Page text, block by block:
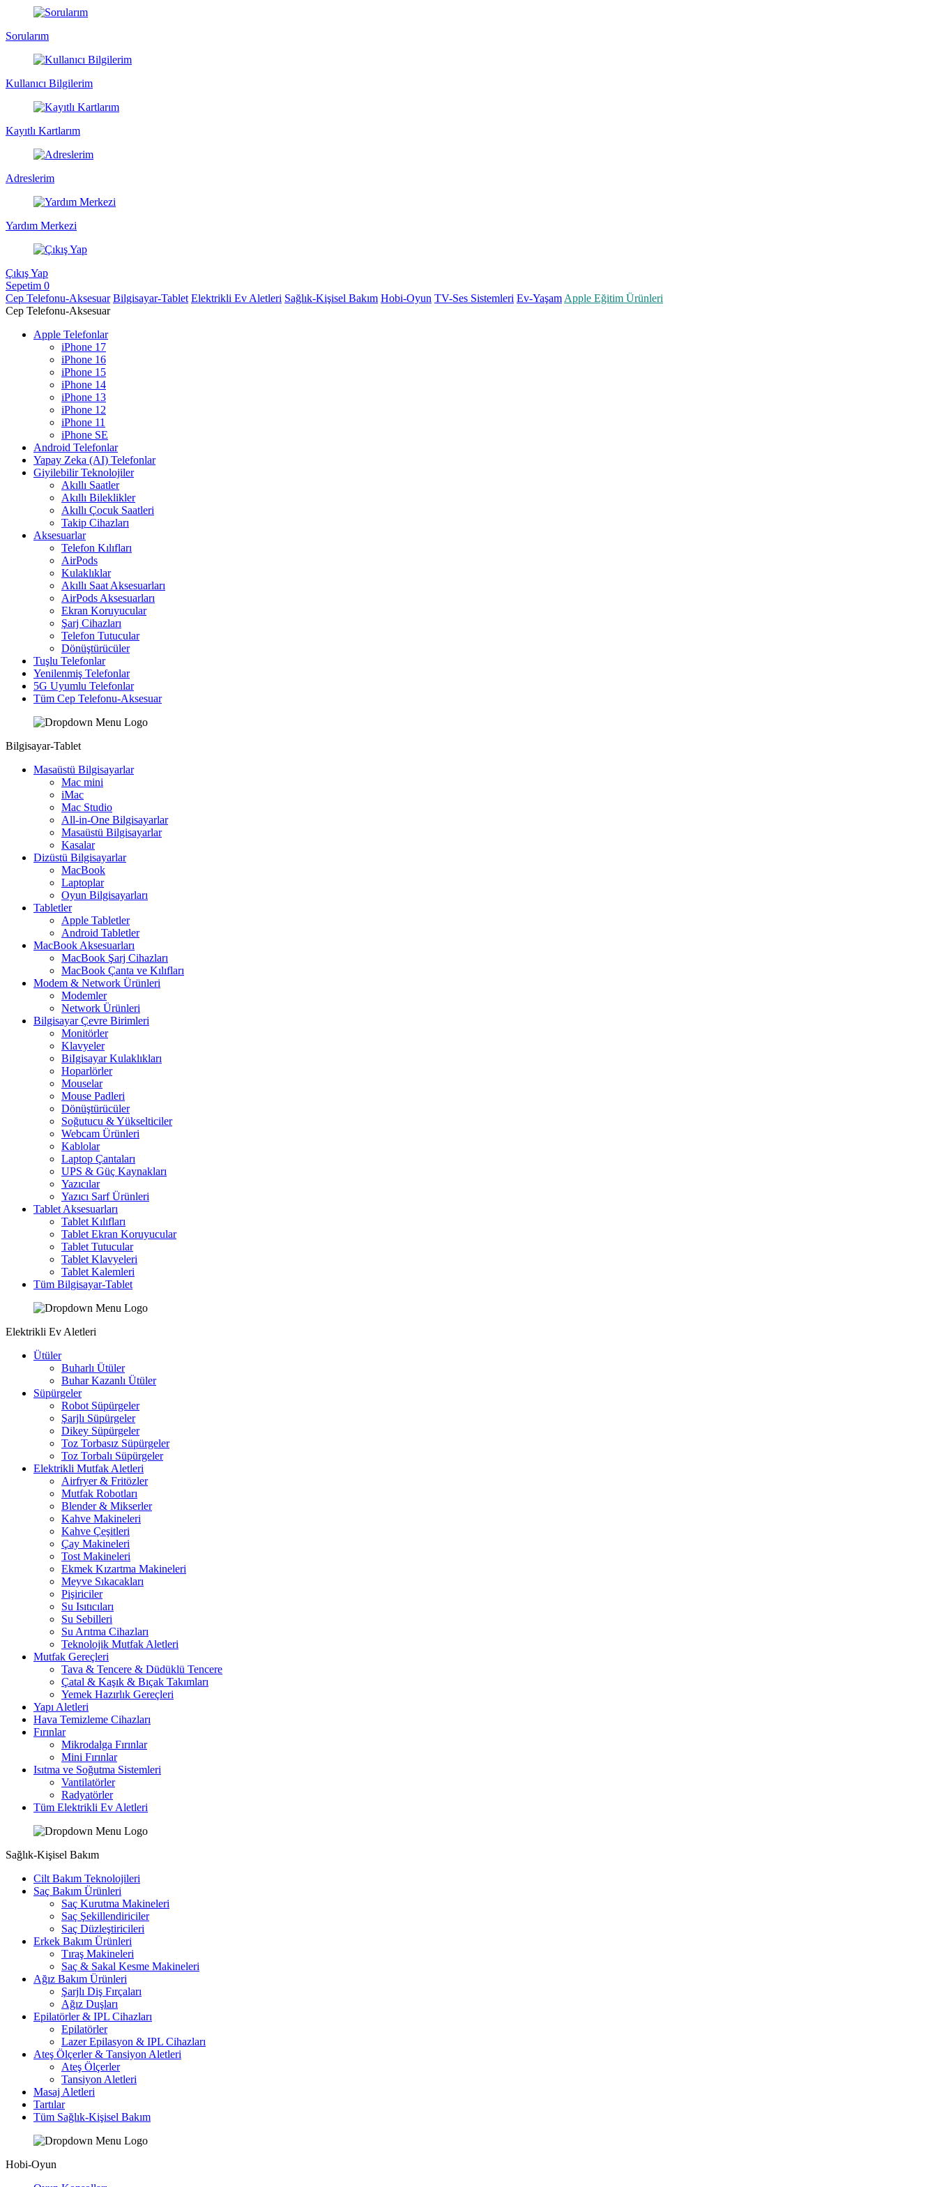
Sorularım
Kullanıcı Bilgilerim
Kayıtlı Kartlarım
Adreslerim
Yardım Merkezi
Çıkış Yap
Sepetim 0
Cep Telefonu-Aksesuar Bilgisayar-Tablet Elektrikli Ev Aletleri Sağlık-Kişisel Bakım Hobi-Oyun TV-Ses Sistemleri Ev-Yaşam Apple Eğitim Ürünleri
Cep Telefonu-Aksesuar
Apple Telefonlar
iPhone 17
iPhone 16
iPhone 15
iPhone 14
iPhone 13
iPhone 12
iPhone 11
iPhone SE
Android Telefonlar
Yapay Zeka (AI) Telefonlar
Giyilebilir Teknolojiler
Akıllı Saatler
Akıllı Bileklikler
Akıllı Çocuk Saatleri
Takip Cihazları
Aksesuarlar
Telefon Kılıfları
AirPods
Kulaklıklar
Akıllı Saat Aksesuarları
AirPods Aksesuarları
Ekran Koruyucular
Şarj Cihazları
Telefon Tutucular
Dönüştürücüler
Tuşlu Telefonlar
Yenilenmiş Telefonlar
5G Uyumlu Telefonlar
Tüm Cep Telefonu-Aksesuar
Bilgisayar-Tablet
Masaüstü Bilgisayarlar
Mac mini
iMac
Mac Studio
All-in-One Bilgisayarlar
Masaüstü Bilgisayarlar
Kasalar
Dizüstü Bilgisayarlar
MacBook
Laptoplar
Oyun Bilgisayarları
Tabletler
Apple Tabletler
Android Tabletler
MacBook Aksesuarları
MacBook Şarj Cihazları
MacBook Çanta ve Kılıfları
Modem & Network Ürünleri
Modemler
Network Ürünleri
Bilgisayar Çevre Birimleri
Monitörler
Klavyeler
BiIgisayar Kulaklıkları
Hoparlörler
Mouselar
Mouse Padleri
Dönüştürücüler
Soğutucu & Yükselticiler
Webcam Ürünleri
Kablolar
Laptop Çantaları
UPS & Güç Kaynakları
Yazıcılar
Yazıcı Sarf Ürünleri
Tablet Aksesuarları
Tablet Kılıfları
Tablet Ekran Koruyucular
Tablet Tutucular
Tablet Klavyeleri
Tablet Kalemleri
Tüm Bilgisayar-Tablet
Elektrikli Ev Aletleri
Ütüler
Buharlı Ütüler
Buhar Kazanlı Ütüler
Süpürgeler
Robot Süpürgeler
Şarjlı Süpürgeler
Dikey Süpürgeler
Toz Torbasız Süpürgeler
Toz Torbalı Süpürgeler
Elektrikli Mutfak Aletleri
Airfryer & Fritözler
Mutfak Robotları
Blender & Mikserler
Kahve Makineleri
Kahve Çeşitleri
Çay Makineleri
Tost Makineleri
Ekmek Kızartma Makineleri
Meyve Sıkacakları
Pişiriciler
Su Isıtıcıları
Su Sebilleri
Su Arıtma Cihazları
Teknolojik Mutfak Aletleri
Mutfak Gereçleri
Tava & Tencere & Düdüklü Tencere
Çatal & Kaşık & Bıçak Takımları
Yemek Hazırlık Gereçleri
Yapı Aletleri
Hava Temizleme Cihazları
Fırınlar
Mikrodalga Fırınlar
Mini Fırınlar
Isıtma ve Soğutma Sistemleri
Vantilatörler
Radyatörler
Tüm Elektrikli Ev Aletleri
Sağlık-Kişisel Bakım
Cilt Bakım Teknolojileri
Saç Bakım Ürünleri
Saç Kurutma Makineleri
Saç Şekillendiriciler
Saç Düzleştiricileri
Erkek Bakım Ürünleri
Tıraş Makineleri
Saç & Sakal Kesme Makineleri
Ağız Bakım Ürünleri
Şarjlı Diş Fırçaları
Ağız Duşları
Epilatörler & IPL Cihazları
Epilatörler
Lazer Epilasyon & IPL Cihazları
Ateş Ölçerler & Tansiyon Aletleri
Ateş Ölçerler
Tansiyon Aletleri
Masaj Aletleri
Tartılar
Tüm Sağlık-Kişisel Bakım
Hobi-Oyun